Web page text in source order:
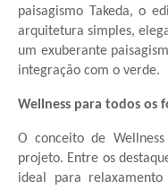
paisagismo Takeda, o
arquitetura simples,
um exuberante
integração com o verde.
Wellness para todos os
O conceito de
projeto. Entre os
ideal para